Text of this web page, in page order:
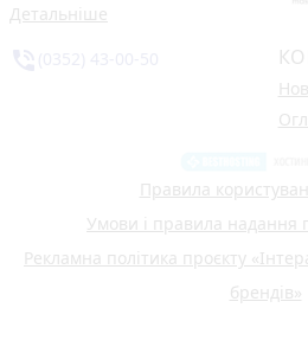
Детальніше
Правила
Умови і правила надання
Рекламна політика проєкту
брендів»